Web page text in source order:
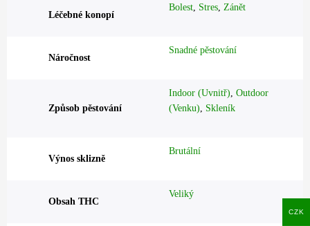
Léčebné konopí
Bolest, Stres, Zánět
Náročnost
Snadné pěstování
Způsob pěstování
Indoor (Uvnitř), Outdoor
(Venku), Skleník
Výnos sklizně
Brutální
Obsah THC
Veliký
CZK